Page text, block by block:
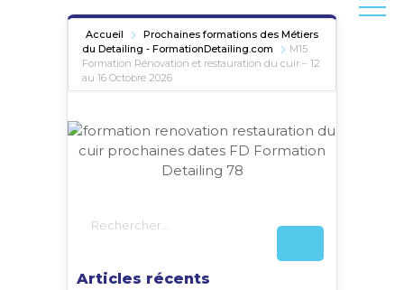
Accueil
Prochaines formations des Métiers
du Detailing - FormationDetailing.com
M15
Formation Rénovation et restauration du cuir – 12
au 16 Octobre 2026
Articles récents